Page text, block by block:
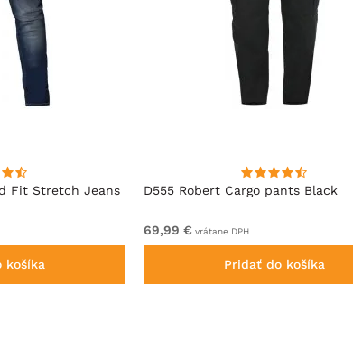
Fit Stretch Jeans
košíka
D555 Robert Cargo pants Black
69,99 € vrátane DPH
Pridať do košíka